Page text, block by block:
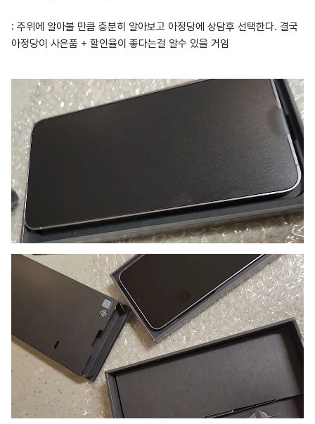
: 주위에 알아볼 만큼 충분히 알아보고 아정당에 상담후 선택한다. 결국
아정당이 사은품 + 할인율이 좋다는걸 알수 있을 거임